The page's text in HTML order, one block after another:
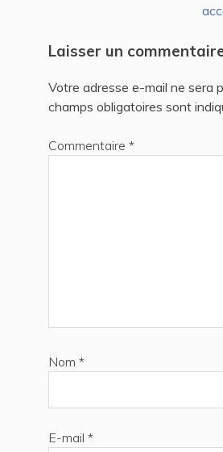
Laisser un
Votre adresse e-mail ne sera
champs obligatoires sont
Commentaire *
Nom *
E-mail *